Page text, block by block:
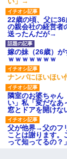
22歳の頃、父に
の親会社の経営者
送ったんだが→
嫁の妹（26歳）
ｗｗｗｗｗｗｗ
ナンパにほいほい
隣室のお婆ちゃん
い」私「変だな
窓とドアを開けな
父が他界→父のフ
ことは謝ります
って知ってるの